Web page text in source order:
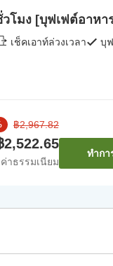
โมง [บุฟเฟต์อาหา
เช็คเอาท์ล่วงเวลา
บุ
฿2,967.82
2,522.65
าธรรมเนียม
ทำกา